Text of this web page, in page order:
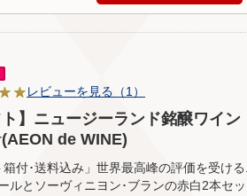
レビューを見る（1）
ト】ニュージーランド銘醸ワイ
de WINE)
箱付･送料込み」世界最高峰の評価を受け
ルとソーヴィニヨン･ブランの赤白2本セッ